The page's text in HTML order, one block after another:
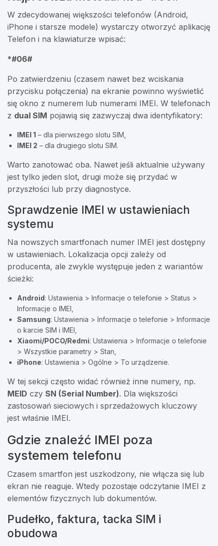
W zdecydowanej większości telefonów (Android,
iPhone i starsze modele) wystarczy otworzyć aplikację
Telefon i na klawiaturze wpisać:
*#06#
Po zatwierdzeniu (czasem nawet bez wciskania
przycisku połączenia) na ekranie powinno wyświetlić
się okno z numerem lub numerami IMEI. W telefonach
z dual SIM pojawią się zazwyczaj dwa identyfikatory:
IMEI 1 – dla pierwszego slotu SIM,
IMEI 2 – dla drugiego slotu SIM.
Warto zanotować oba. Nawet jeśli aktualnie używany
jest tylko jeden slot, drugi może się przydać w
przyszłości lub przy diagnostyce.
Sprawdzenie IMEI w ustawieniach
systemu
Na nowszych smartfonach numer IMEI jest dostępny
w ustawieniach. Lokalizacja opcji zależy od
producenta, ale zwykle występuje jeden z wariantów
ścieżki:
Android: Ustawienia > Informacje o telefonie > Status >
Informacje o IMEI,
Samsung: Ustawienia > Informacje o telefonie > Informacje
o karcie SIM i IMEI,
Xiaomi/POCO/Redmi: Ustawienia > Informacje o telefonie
> Wszystkie parametry > Stan,
iPhone: Ustawienia > Ogólne > To urządzenie.
W tej sekcji często widać również inne numery, np.
MEID czy SN (Serial Number). Dla większości
zastosowań sieciowych i sprzedażowych kluczowy
jest właśnie IMEI.
Gdzie znaleźć IMEI poza
systemem telefonu
Czasem smartfon jest uszkodzony, nie włącza się lub
ekran nie reaguje. Wtedy pozostaje odczytanie IMEI z
elementów fizycznych lub dokumentów.
Pudełko, faktura, tacka SIM i
obudowa